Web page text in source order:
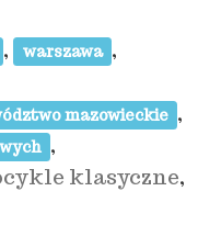
, warszawa ,
mazowieckie ,
,
klasyczne,